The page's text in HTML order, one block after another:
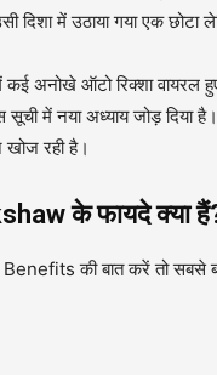
दिशा में उठाया गया एक छोटा
कई अनोखे ऑटो रिक्शा वायरल
में नया अध्याय जोड़ दिया है।
रही है।
के फायदे क्या
की बात करें तो सबसे